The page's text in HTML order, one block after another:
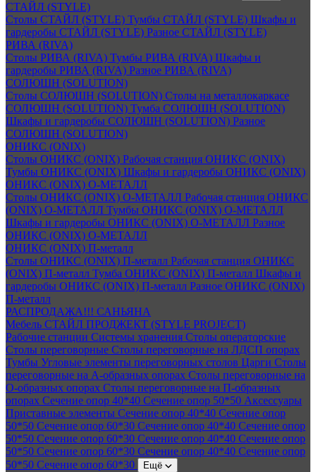
СТАЙЛ (STYLE)
Столы СТАЙЛ (STYLE) Тумбы СТАЙЛ (STYLE) Шкафы и
гардеробы СТАЙЛ (STYLE) Разное СТАЙЛ (STYLE)
РИВА (RIVA)
Столы РИВА (RIVA) Тумбы РИВА (RIVA) Шкафы и
гардеробы РИВА (RIVA) Разное РИВА (RIVA)
СОЛЮШН (SOLUTION)
Столы СОЛЮШН (SOLUTION) Столы на металлокаркасе
СОЛЮШН (SOLUTION) Тумба СОЛЮШН (SOLUTION)
Шкафы и гардеробы СОЛЮШН (SOLUTION) Разное
СОЛЮШН (SOLUTION)
ОНИКС (ONIX)
Столы ОНИКС (ONIX) Рабочая станция ОНИКС (ONIX)
Тумбы ОНИКС (ONIX) Шкафы и гардеробы ОНИКС (ONIX)
ОНИКС (ONIX) O-МЕТАЛЛ
Столы ОНИКС (ONIX) O-МЕТАЛЛ Рабочая станция ОНИКС
(ONIX) O-МЕТАЛЛ Тумбы ОНИКС (ONIX) O-МЕТАЛЛ
Шкафы и гардеробы ОНИКС (ONIX) O-МЕТАЛЛ Разное
ОНИКС (ONIX) O-МЕТАЛЛ
ОНИКС (ONIX) П-металл
Столы ОНИКС (ONIX) П-металл Рабочая станция ОНИКС
(ONIX) П-металл Тумба ОНИКС (ONIX) П-металл Шкафы и
гардеробы ОНИКС (ONIX) П-металл Разное ОНИКС (ONIX)
П-металл
РАСПРОДАЖА!!! САНЬЯНА
Мебель СТАЙЛ ПРОДЖЕКТ (STYLE PROJECT)
Рабочие станции Системы хранения Столы операторские
Столы переговорные Столы переговорные на ЛДСП опорах
Тумбы Угловые элементы переговорных столов Царги Столы
переговорные на А-образных опорах Столы переговорные на
О-образных опорах Столы переговорные на П-образных
опорах Сечение опор 40*40 Сечение опор 50*50 Аксессуары
Приставные элементы Сечение опор 40*40 Сечение опор
50*50 Сечение опор 60*30 Сечение опор 40*40 Сечение опор
50*50 Сечение опор 60*30 Сечение опор 40*40 Сечение опор
50*50 Сечение опор 60*30 Сечение опор 40*40 Сечение опор
50*50 Сечение опор 60*30 Ещё